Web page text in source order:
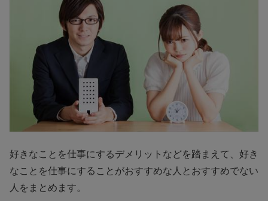
好きなことを仕事にするデメリットなどを踏まえて、好き
なことを仕事にすることがおすすめな人とおすすめでない
人をまとめます。